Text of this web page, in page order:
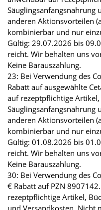
Säuglingsanfangsnahrung
anderen Aktionsvorteilen
kombinierbar und nur
Gültig: 29.07.2026 bis
reicht. Wir behalten uns
Keine Barauszahlung.
23: Bei Verwendung des
Rabatt auf ausgewählte
auf rezeptpflichtige Artikel,
Säuglingsanfangsnahrung
anderen Aktionsvorteilen
kombinierbar und nur
Gültig: 01.08.2026 bis
reicht. Wir behalten uns
Keine Barauszahlung.
30: Bei Verwendung des
€ Rabatt auf PZN
rezeptpflichtige Artikel,